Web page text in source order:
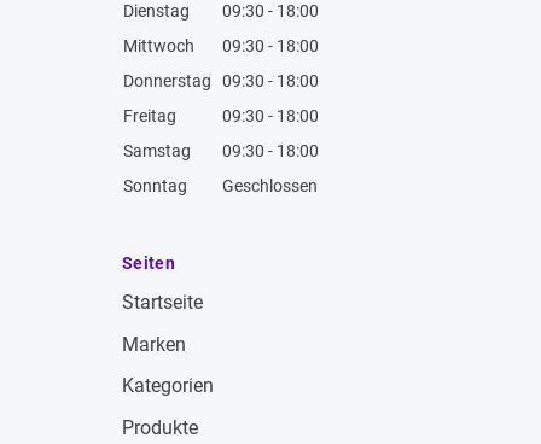
Dienstag
09:30 - 18:00
Mittwoch
09:30 - 18:00
Donnerstag
09:30 - 18:00
Freitag
09:30 - 18:00
Samstag
09:30 - 18:00
Sonntag
Geschlossen
Seiten
Startseite
Marken
Kategorien
Produkte